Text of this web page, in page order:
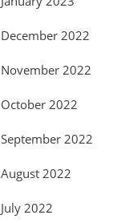
December 2022
November 2022
October 2022
September 2022
August 2022
July 2022